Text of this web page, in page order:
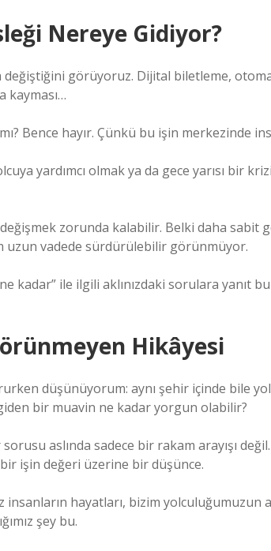
Nereye Gidiyor?
değiştiğini görüyoruz. Dijital biletleme,
kayması…
Bence hayır. Çünkü bu işin merkezinde
yardımcı olmak ya da gece yarısı bir
zorunda kalabilir. Belki daha sabit
uzun vadede sürdürülebilir görünmüyor.
kadar” ile ilgili aklınızdaki sorulara yanıt
Hikâyesi
düşünüyorum: aynı şehir içinde bile
bir muavin ne kadar yorgun olabilir?
aslında sadece bir rakam arayışı
işin değeri üzerine bir düşünce.
hayatları, bizim yolculuğumuzun
şey bu.